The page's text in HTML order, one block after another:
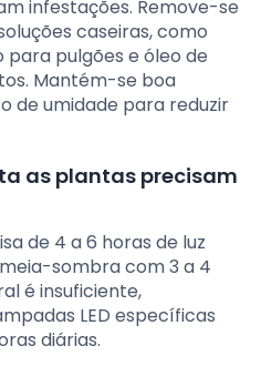
infestações. Remove-se
caseiras, como
pulgões e óleo de
Mantém-se boa
de umidade para reduzir
as plantas precisam
de 4 a 6 horas de luz
sombra com 3 a 4
é insuficiente,
LED específicas
diárias.